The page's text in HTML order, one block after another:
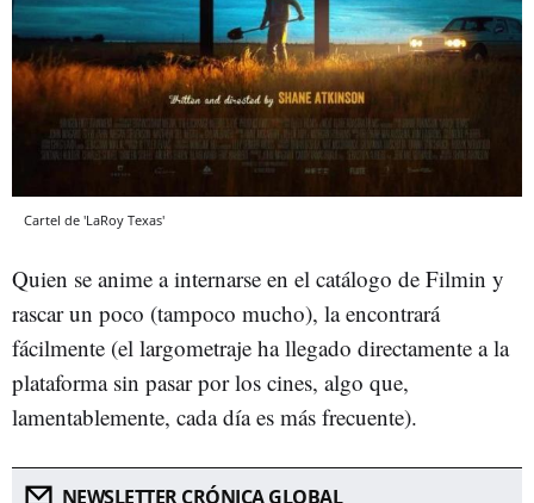
Cartel de 'LaRoy Texas'
Quien se anime a internarse en el catálogo de Filmin y
rascar un poco (tampoco mucho), la encontrará
fácilmente (el largometraje ha llegado directamente a la
plataforma sin pasar por los cines, algo que,
lamentablemente, cada día es más frecuente).
NEWSLETTER CRÓNICA GLOBAL